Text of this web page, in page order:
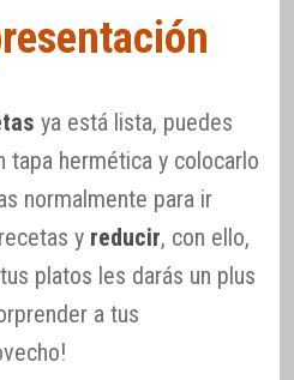
ya está lista, puedes
tapa hermética y colocarlo
normalmente para ir
y reducir, con ello,
platos les darás un plus
a tus